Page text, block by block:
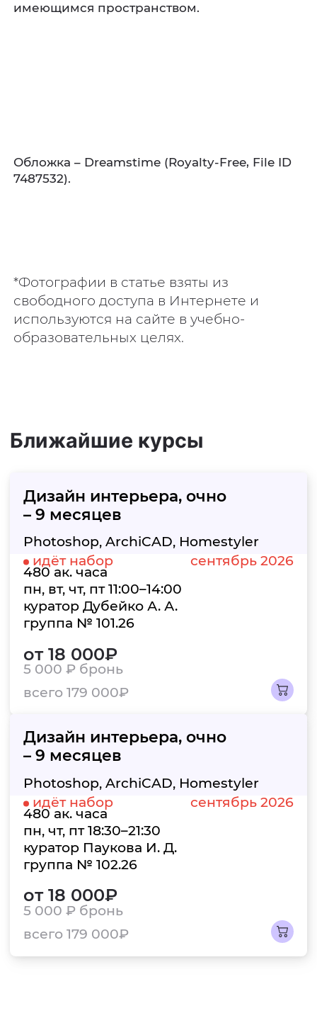
имеющимся пространством.
Обложка – Dreamstime (Royalty‑Free, File ID
7487532).
*Фотографии в статье взяты из
свободного доступа в Интернете и
используются на сайте в учебно-
образовательных целях.
Ближайшие курсы
Дизайн интерьера,очно
– 9 месяцев
Photoshop, ArchiCAD, Homestyler
идёт набор
сентябрь 2026
480 ак. часа
пн, вт, чт, пт 11:00–14:00
куратор Дубейко А. А.
группа № 101.26
от 18 000₽
5 000 ₽ бронь
всего 179 000₽
Дизайн интерьера,очно
– 9 месяцев
Photoshop, ArchiCAD, Homestyler
идёт набор
сентябрь 2026
480 ак. часа
пн, чт, пт 18:30–21:30
куратор Паукова И. Д.
группа № 102.26
от 18 000₽
5 000 ₽ бронь
всего 179 000₽